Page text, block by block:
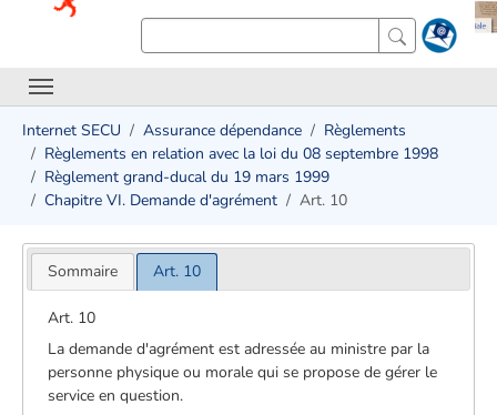
Internet SECU Assurance dépendance
Règlements
Règlements en relation avec la loi du 08 septembre 1998
Règlement grand-ducal du 19 mars 1999
Chapitre VI. Demande d'agrément
Art. 10
Sommaire Art. 10
Art. 10
La demande d'agrément est adressée au ministre par la
personne physique ou morale qui se propose de gérer le
service en question.